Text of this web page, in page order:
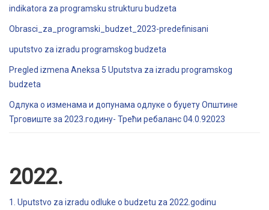
indikatora za programsku strukturu budzeta
Obrasci_za_programski_budzet_2023-predefinisani
uputstvo za izradu programskog budzeta
Pregled izmena Aneksa 5 Uputstva za izradu programskog
budzeta
Одлука о изменама и допунама одлуке о буџету Општине
Трговиште за 2023.годину- Трећи ребаланс 04.0.92023
2022.
1. Uputstvo za izradu odluke o budzetu za 2022.godinu